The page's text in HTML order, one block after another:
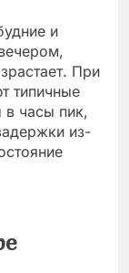
и
При
типичные
часы пик,
из-